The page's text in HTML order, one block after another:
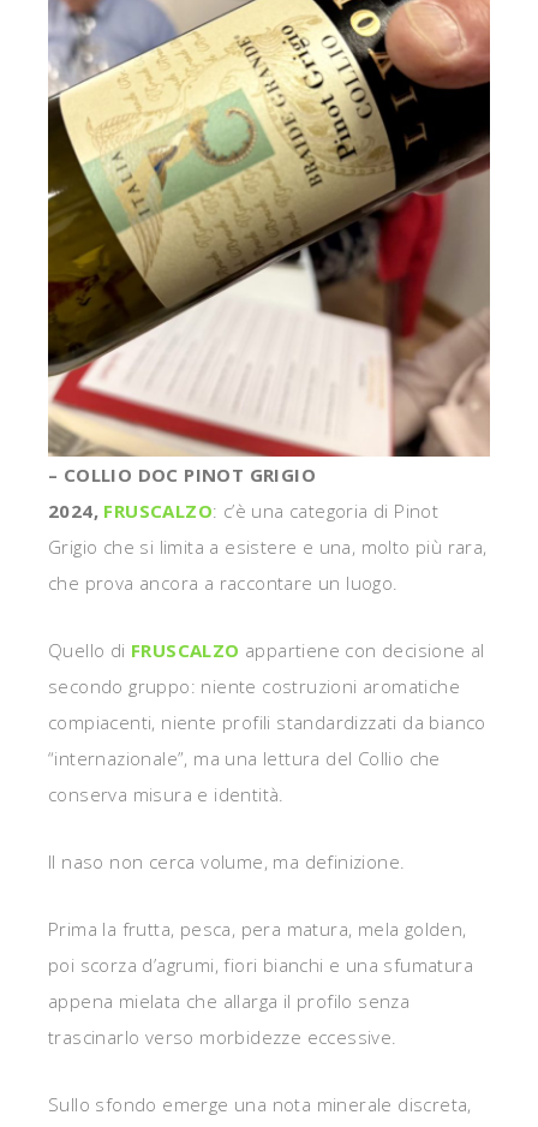
– COLLIO DOC PINOT GRIGIO
2024, FRUSCALZO: c’è una categoria di Pinot
Grigio che si limita a esistere e una, molto più rara,
che prova ancora a raccontare un luogo.
Quello di FRUSCALZO appartiene con decisione al
secondo gruppo: niente costruzioni aromatiche
compiacenti, niente profili standardizzati da bianco
“internazionale”, ma una lettura del Collio che
conserva misura e identità.
Il naso non cerca volume, ma definizione.
Prima la frutta, pesca, pera matura, mela golden,
poi scorza d’agrumi, fiori bianchi e una sfumatura
appena mielata che allarga il profilo senza
trascinarlo verso morbidezze eccessive.
Sullo sfondo emerge una nota minerale discreta,